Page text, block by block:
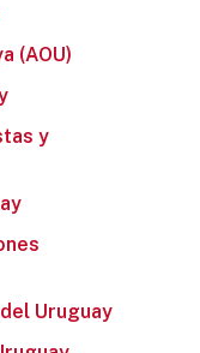
(AOU)
y
Uruguay